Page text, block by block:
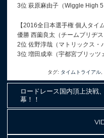
3位 萩原麻由子（
【2016全日本選手権 個人タイ
優勝 西薗良太（チームブリヂ
2位 佐野淳哉（マトリック
3位 増田成幸（宇都宮ブ
タグ: タイムトライアル
ロードレース国内頂上決戦
幕！！